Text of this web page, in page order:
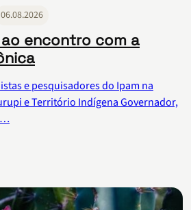
06.08.2026
encontro com a
e pesquisadores do Ipam na
e Território Indígena Governador,